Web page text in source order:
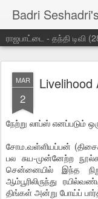
Badri
ராஜபாட்டை - தந்தி டிவி
MAR
2
Livelihood
நேற்று லாப்ஸ் எனப்படும்
சோம.வள்ளியப்பன்
பல சுய-முன்னேற்ற
சென்னையில் இந்த
ஆம்பூரிலிருந்து
திங்கள் அன்று போய்ப்